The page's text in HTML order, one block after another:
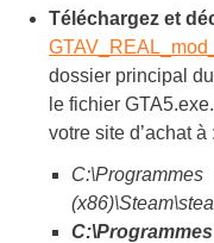
Téléchargez et
dossier principal
le fichier
votre site d’achat à :
C:\Programmes